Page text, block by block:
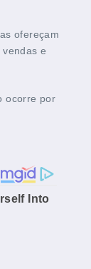
ofereçam
e
ocorre por